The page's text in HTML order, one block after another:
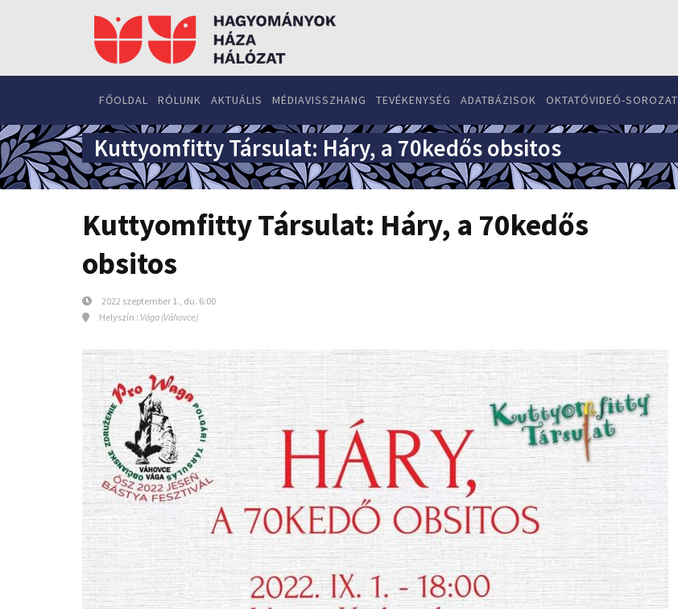
FŐOLDAL RÓLUNK AKTUÁLIS MÉDIAVISSZHANG TEVÉKENYSÉG ADATBÁZISOK OKTATÓVIDEÓ-SOROZAT
Kuttyomfitty Társulat: Háry, a 70kedős obsitos
Kuttyomfitty Társulat: Háry, a 70kedős
obsitos
2022 szeptember 1., du. 6:00
Helyszín : Vága (Váhovce)